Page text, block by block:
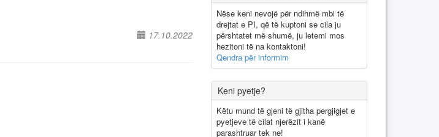
17.10.2022
Nëse keni nevojë për ndihmë mbi të
drejtat e PI, që të kuptoni se cila ju
përshtatet më shumë, ju letemi mos
hezitoni të na kontaktoni!
Qendra për informim
Keni pyetje?
Këtu mund të gjeni të gjitha pergjigjet e
pyetjeve të cilat njerëzit i kanë
parashtruar tek ne!